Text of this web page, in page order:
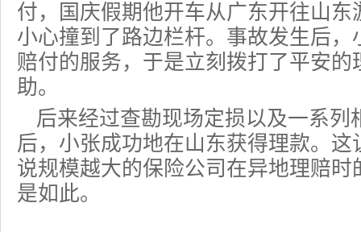
付，国庆假期他开车从广东开往山
小心撞到了路边栏杆。事故发生后
赔付的服务，于是立刻拨打了平安的
助。
后来经过查勘现场定损以及一系列
后，小张成功地在山东获得理款。
说规模越大的保险公司在异地理赔
是如此。